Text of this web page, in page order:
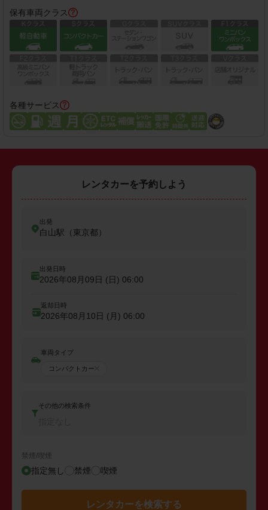
保有車両クラス
各種サービス
レンタカーを予約しよう
出発
白山駅（東京都）
出発日時
2026年08月09日 (日) 06:00
返却日時
2026年08月10日 (月) 06:00
車両タイプ
コンパクトカー
その他の検索条件
禁煙/喫煙
指定無し 禁煙 喫煙
レンタカーを検索する